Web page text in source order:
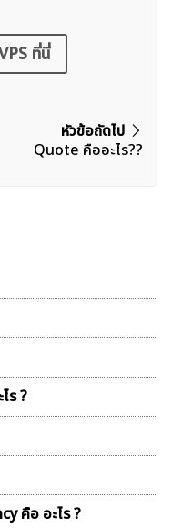
ที่นี่
หัวข้อถัดไป
Quote คืออะไร??
ร ?
คือ อะไร ?